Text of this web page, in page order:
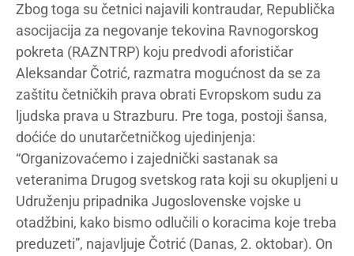
Zbog toga su četnici najavili kontraudar, Republička
asocijacija za negovanje tekovina Ravnogorskog
pokreta (RAZNTRP) koju predvodi aforističar
Aleksandar Čotrić, razmatra mogućnost da se za
zaštitu četničkih prava obrati Evropskom sudu za
ljudska prava u Strazburu. Pre toga, postoji šansa,
doćiće do unutarčetničkog ujedinjenja:
“Organizovaćemo i zajednički sastanak sa
veteranima Drugog svetskog rata koji su okupljeni u
Udruženju pripadnika Jugoslovenske vojske u
otadžbini, kako bismo odlučili o koracima koje treba
preduzeti”, najavljuje Čotrić (Danas, 2. oktobar). On